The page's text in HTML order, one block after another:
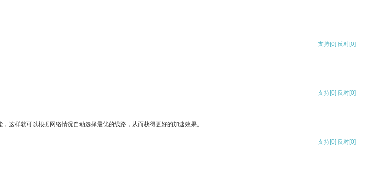
支持[0] 反对[0]
支持[0] 反对[0]
这样就可以根据网络情况自动选择最优的线路，从而获得更好的加速效果。
支持[0] 反对[0]